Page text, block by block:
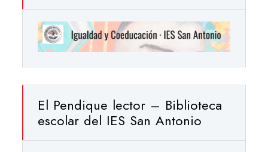
El Pendique lector – Biblioteca
escolar del IES San Antonio